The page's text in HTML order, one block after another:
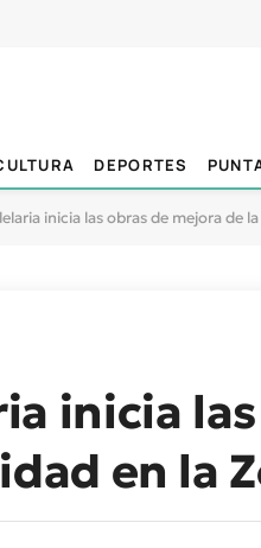
DEPORTES
inicia las obras de mejora de
inicia
en la